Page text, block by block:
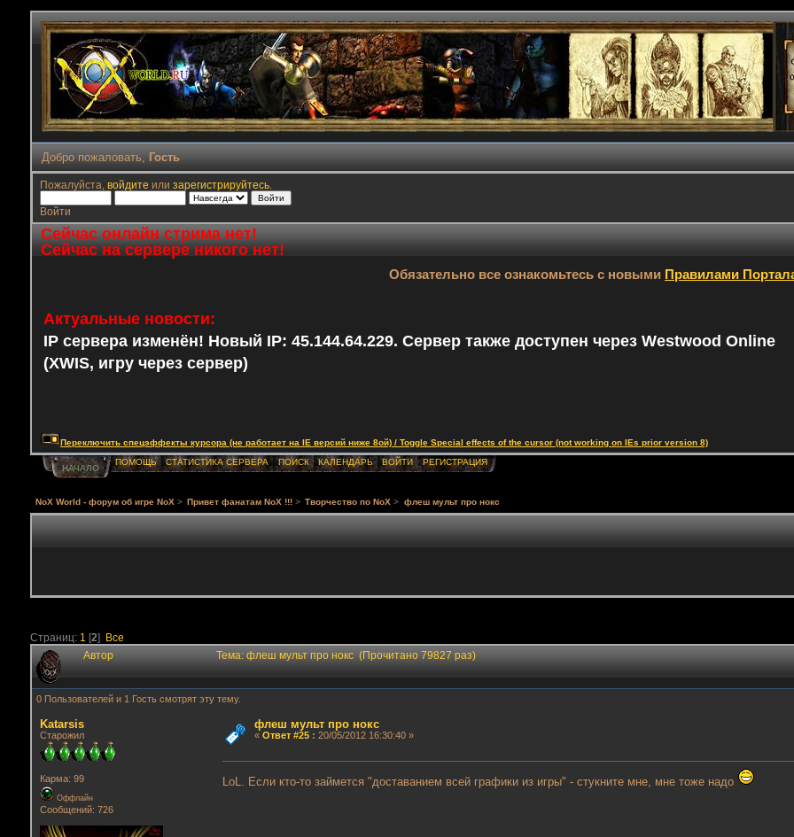
Добро пожаловать, Гость
Пожалуйста, войдите или зарегистрируйтесь.
Войти
Сейчас онлайн стрима нет!
Сейчас на сервере никого нет!
Обязательно все ознакомьтесь с новыми Правилами
Актуальные новости:
IP сервера изменён! Новый IP: 45.144.64.229. Сервер также доступен через Westwood Online
(XWIS, игру через сервер)
Переключить спецэффекты курсора (не работает на IE версий ниже 8ой) / Toggle Special effects of the cursor (not working on IEs prior version 8)
НАЧАЛО
ПОМОЩЬ СТАТИСТИКА СЕРВЕРА ПОИСК КАЛЕНДАРЬ ВОЙТИ РЕГИСТРАЦИЯ
NoX World - форум об игре NoX > Привет фанатам NoX !!! > Творчество по NoX > флеш мульт про нокс
Страниц: 1 [2] Все
Автор Тема: флеш мульт про нокс (Прочитано 79827 раз)
0 Пользователей и 1 Гость смотрят эту тему.
Katarsis
Старожил
Карма: 99
Оффлайн
Сообщений: 726
флеш мульт про нокс
« Ответ #25: 20/05/2012 16:30:40 »
LoL. Если кто-то займется "доставанием всей графики из игры" - стукните мне, мне тоже надо